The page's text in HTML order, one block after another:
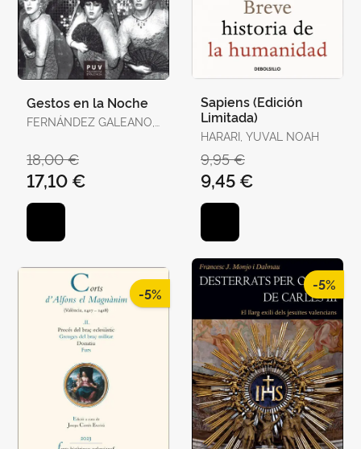
Gestos en la Noche
FERNÁNDEZ GALEANO,
18,00 €
17,10 €
Sapiens (Edición
Limitada)
HARARI, YUVAL NOAH
9,95 €
9,45 €
-5%
-5%